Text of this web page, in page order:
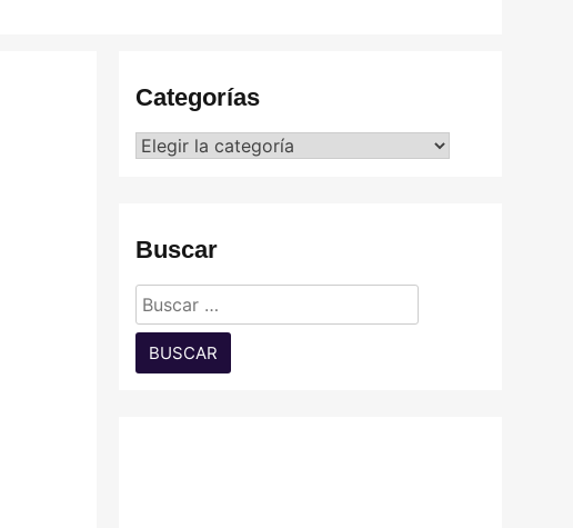
Categorías
Categorías
Buscar
Buscar: